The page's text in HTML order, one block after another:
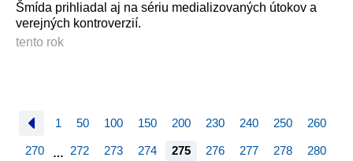
Šmída prihliadal aj na sériu medializovaných útokov a
verejných kontroverzií.
tento rok
1 50 100 150 200 230 240 250 260
270 … 272 273 274 275 276 277 278 280